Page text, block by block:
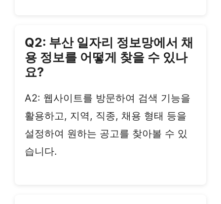
Q2: 부산 일자리 정보망에서 채
용 정보를 어떻게 찾을 수 있나
요?
A2: 웹사이트를 방문하여 검색 기능을
활용하고, 지역, 직종, 채용 형태 등을
설정하여 원하는 공고를 찾아볼 수 있
습니다.